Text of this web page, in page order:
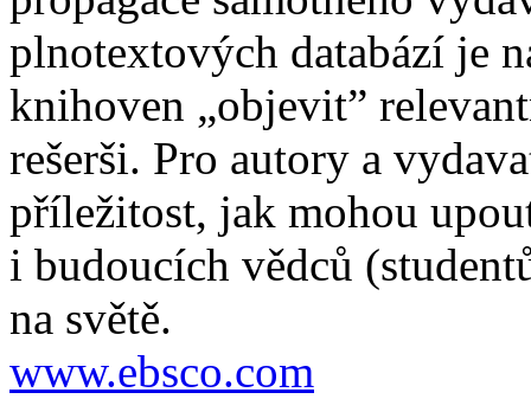
plnotextových databází je
knihoven „objevit”
rešerši. Pro autory a
příležitost, jak mohou
i budoucích vědců
na světě.
www.ebsco.com